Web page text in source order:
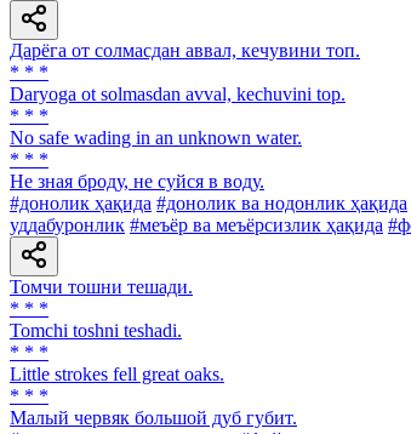
Дарёга от солмасдан аввал, кечувини топ.
* * *
Daryoga ot solmasdan avval, kechuvini top.
* * *
No safe wading in an unknown water.
* * *
He зная броду, не суйся в воду.
#донолик ҳақида #донолик ва нодонлик ҳақида
уддабуронлик #меъёр ва меъёрсизлик ҳақида
Томчи тошни тешади.
* * *
Tomchi toshni teshadi.
* * *
Little strokes fell great oaks.
* * *
Малый червяк большой дуб губит.